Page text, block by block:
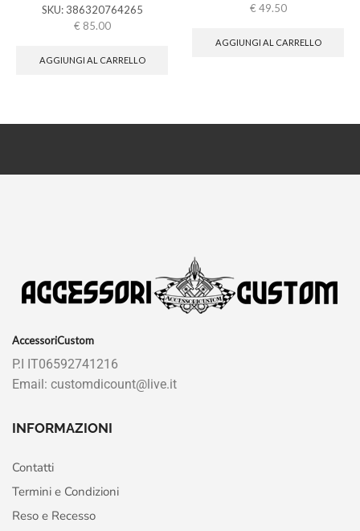
SKU: 386320764265
€ 85.00
AGGIUNGI AL CARRELLO
€ 49.50
AGGIUNGI AL CARRELLO
AccessoriCustom
P.I IT06592741216
Email: customdicount@live.it
INFORMAZIONI
Contatti
Termini e Condizioni
Reso e Recesso